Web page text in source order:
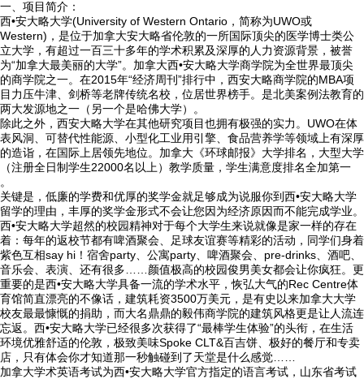
一、项目简介：
西•安大略大学(University of Western Ontario，简称为UWO或
Western)，是位于加拿大安大略省伦敦的一所国际顶尖的医学博士类公
立大学，有超过一百三十多年的学术积累及深厚的人力资源背景，被誉
为“加拿大最美丽的大学”。加拿大西•安大略大学商学院为全世界最顶尖
的商学院之一。在2015年“经济周刊”排行中，西安大略商学院的MBA项
目力压牛津、剑桥等老牌传统名校，位居世界榜手。是北美案例法教育的
两大发源地之一（另一个是哈佛大学）。
除此之外，西安大略大学在其他研究项目也拥有极强的实力。UWO在体
表风洞、可替代性能源、小型化工业用引擎、食品营养学等领域上有深厚
的造诣，在国际上居领先地位。加拿大《环球邮报》大学排名，大型大学
（注册全日制学生22000名以上）教学质量，学生满意度排名全加第一
。
关键是，低廉的学费和优厚的奖学金就足够成为说服你到西•安大略大学
留学的理由，丰厚的奖学金形式不会让您因为经济原因而不能完成学业。
西•安大略大学超然的校园精神对于每个大学生来说就像是家一样的存在
着：每年的返校节都有啤酒聚会、足球友谊赛等精彩的活动，同学们身着
紫色互相say hi！宿舍party、公寓party、啤酒聚会、pre-drinks、酒吧、
音乐会、表演、还有很多……颜值极高的校园俊男美女都会让你疯狂。更
重要的是西•安大略大学具备一流的学术水平，恢弘大气的Rec Centre体
育馆简直漂亮的不像话，建筑耗资3500万美元，是有史以来加拿大大学
校友最最慷慨的捐助，而大名鼎鼎的毅伟商学院的建筑风格更是让人流连
忘返。西•安大略大学已经很多次获得了“最棒学生体验”的头衔，在生活
环境优雅舒适的伦敦，极致美味Spoke CLT&百吉饼、极好的餐厅和专卖
店，只有体会你才知道那一秒触碰到了天堂是什么感觉……
加拿大学术英语考试为西•安大略大学官方指定的语言考试，山东省考试
 首页
 学校概况
 信息公开
 教学教研
 最新公告
 校园新闻
 科学技术实验校